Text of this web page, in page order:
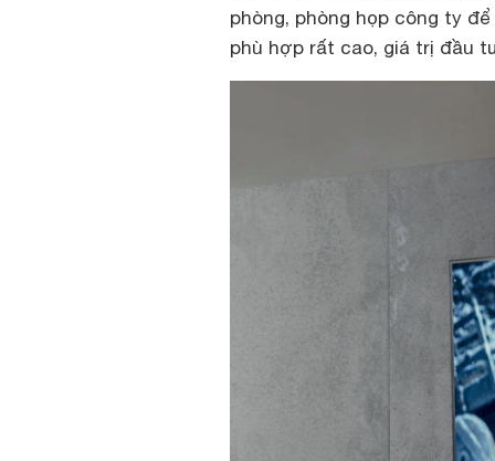
phòng, phòng họp công ty
phù hợp rất cao, giá trị đầu